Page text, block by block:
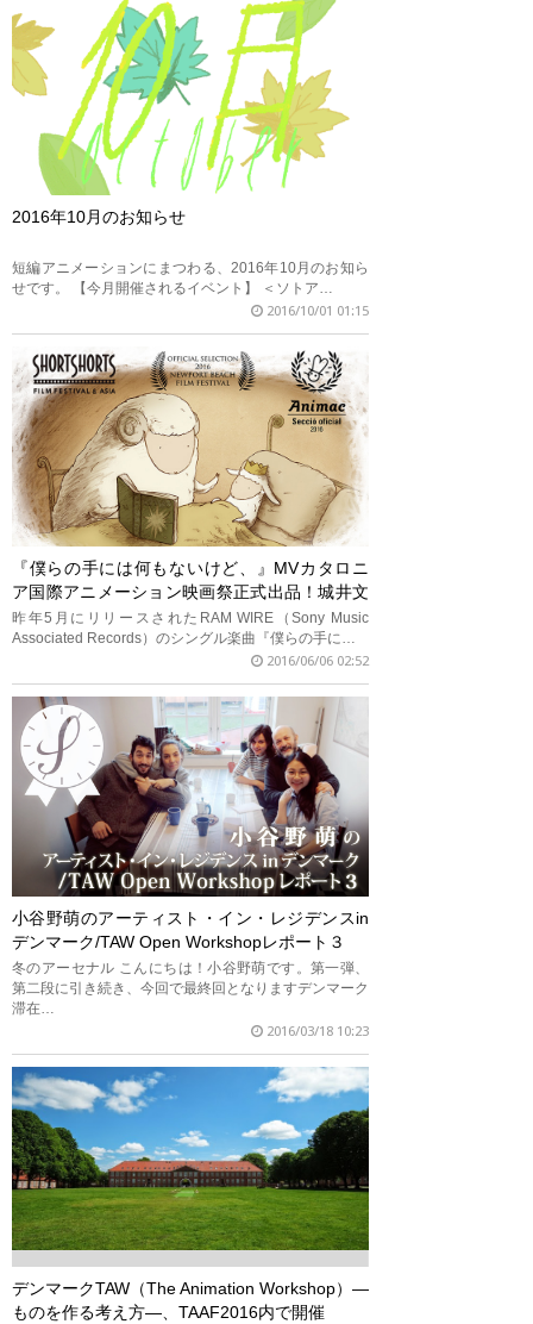
2016年10月のお知らせ
短編アニメーションにまつわる、2016年10月のお知ら
せです。 【今月開催されるイベント】 ＜ソトア…
2016/10/01 01:15
『僕らの手には何もないけど、』MVカタロニ
ア国際アニメーション映画祭正式出品！城井文
監督インタビュー
昨年5月にリリースされたRAM WIRE（Sony Music
Associated Records）のシングル楽曲『僕らの手に…
2016/06/06 02:52
小谷野萌のアーティスト・イン・レジデンスin
デンマーク/TAW Open Workshopレポート３
冬のアーセナル こんにちは！小谷野萌です。第一弾、
第二段に引き続き、今回で最終回となりますデンマーク
滞在…
2016/03/18 10:23
デンマークTAW（The Animation Workshop）―
ものを作る考え方―、TAAF2016内で開催